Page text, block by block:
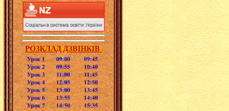
РОЗКЛАД ДЗВІНКІВ